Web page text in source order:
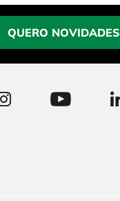
QUERO NOVIDADES